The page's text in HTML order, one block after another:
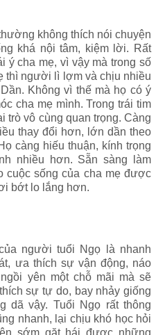
không thích nói chuyện
khá nội tâm, kiệm lời. Rất
ý cha mẹ, vì vậy mà trong số
thì người lì lợm và chịu nhiều
Không vì thế mà họ có ý
cha mẹ mình. Trong trái tim
trò vô cùng quan trọng. Càng
thay đổi hơn, lớn dần theo
càng hiếu thuận, kính trọng
nhiều hơn. Sẵn sàng làm
cuộc sống của cha mẹ được
bớt lo lắng hơn.
người tuổi Ngọ là nhanh
ưa thích sự vận động, náo
yên một chỗ mãi mà sẽ
sự tự do, bay nhảy giống
dã vậy. Tuổi Ngọ rất thông
nhanh, lại chịu khó học hỏi
sớm gặt hái được những